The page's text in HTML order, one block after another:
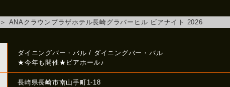
＞ ANAクラウンプラザホテル長崎グラバーヒル ビアナイト 2026
ダイニングバー・バル / ダイニングバー・バル
★今年も開催★ビアホール♪
長崎県長崎市南山手町1-18